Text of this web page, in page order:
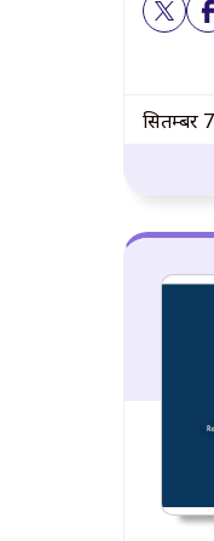
सितम्बर